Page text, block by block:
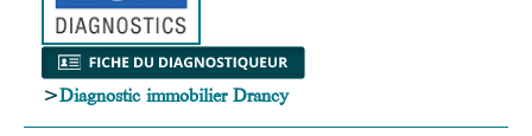
>Diagnostic immobilier Drancy